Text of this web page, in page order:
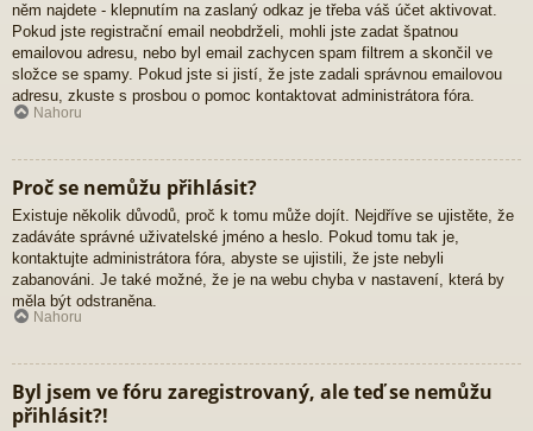
něm najdete - klepnutím na zaslaný odkaz je třeba váš účet aktivovat.
Pokud jste registrační email neobdrželi, mohli jste zadat špatnou
emailovou adresu, nebo byl email zachycen spam filtrem a skončil ve
složce se spamy. Pokud jste si jistí, že jste zadali správnou emailovou
adresu, zkuste s prosbou o pomoc kontaktovat administrátora fóra.
Nahoru
Proč se nemůžu přihlásit?
Existuje několik důvodů, proč k tomu může dojít. Nejdříve se ujistěte, že
zadáváte správné uživatelské jméno a heslo. Pokud tomu tak je,
kontaktujte administrátora fóra, abyste se ujistili, že jste nebyli
zabanováni. Je také možné, že je na webu chyba v nastavení, která by
měla být odstraněna.
Nahoru
Byl jsem ve fóru zaregistrovaný, ale teď se nemůžu
přihlásit?!